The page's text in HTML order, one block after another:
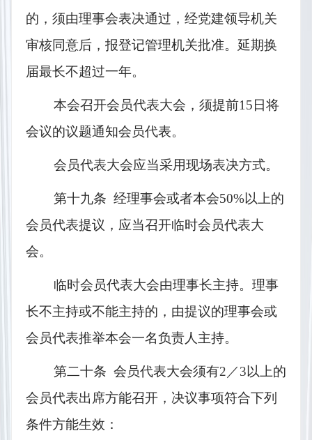
的，须由理事会表决通过，经党建领导机关
审核同意后，报登记管理机关批准。延期换
届最长不超过一年。
本会召开会员代表大会，须提前15日将
会议的议题通知会员代表。
会员代表大会应当采用现场表决方式。
第十九条  经理事会或者本会50%以上的
会员代表提议，应当召开临时会员代表大
会。
临时会员代表大会由理事长主持。理事
长不主持或不能主持的，由提议的理事会或
会员代表推举本会一名负责人主持。
第二十条  会员代表大会须有2／3以上的
会员代表出席方能召开，决议事项符合下列
条件方能生效：